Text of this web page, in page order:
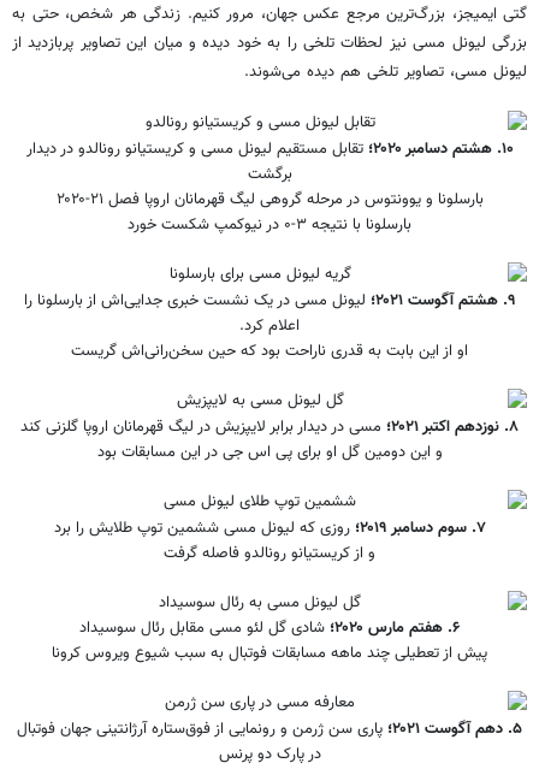
گتی ایمیجز، بزرگ‌ترین مرجع عکس جهان، مرور کنیم. زندگی هر شخص، حتی به
بزرگی لیونل مسی نیز لحظات تلخی را به خود دیده و میان این تصاویر پربازدید از
لیونل مسی، تصاویر تلخی هم دیده می‌شوند.
۱۰. هشتم دسامبر ۲۰۲۰؛
تقابل مستقیم لیونل مسی و کریستیانو رونالدو در دیدار
برگشت
بارسلونا و یوونتوس در مرحله گروهی لیگ قهرمانان اروپا فصل ۲۱-۲۰۲۰
بارسلونا با نتیجه ۳-۰ در نیوکمپ شکست خورد
۹. هشتم آگوست ۲۰۲۱؛
لیونل مسی در یک نشست خبری جدایی‌اش از بارسلونا را
اعلام کرد.
او از این بابت به قدری ناراحت بود که حین سخن‌رانی‌اش گریست
۸. نوزدهم اکتبر ۲۰۲۱؛
مسی در دیدار برابر لایپزیش در لیگ قهرمانان اروپا گلزنی کند
و این دومین گل او برای پی اس جی در این مسابقات بود
۷. سوم دسامبر ۲۰۱۹؛
روزی که لیونل مسی ششمین توپ طلایش را برد
و از کریستیانو رونالدو فاصله گرفت
۶. هفتم مارس ۲۰۲۰؛
شادی گل لئو مسی مقابل رئال سوسیداد
پیش از تعطیلی چند ماهه مسابقات فوتبال به سبب شیوع ویروس کرونا
۵. دهم آگوست ۲۰۲۱؛
پاری سن ژرمن و رونمایی از فوق‌ستاره آرژانتینی جهان فوتبال
در پارک دو پرنس